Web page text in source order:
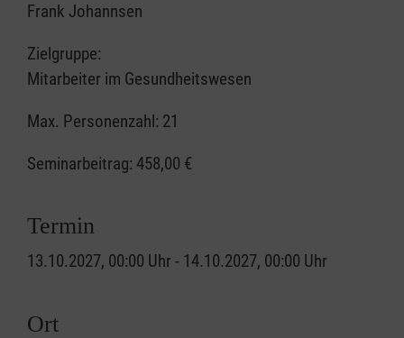
Frank Johannsen
Zielgruppe:
Mitarbeiter im Gesundheitswesen
Max. Personenzahl: 21
Seminarbeitrag: 458,00 €
Termin
13.10.2027, 00:00 Uhr - 14.10.2027, 00:00 Uhr
Ort